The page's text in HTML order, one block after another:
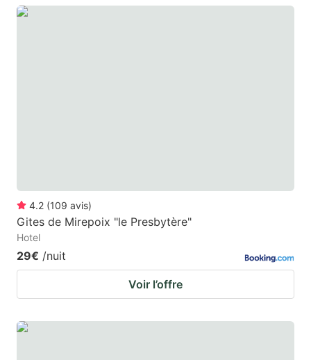
4.2 (109 avis)
Gites de Mirepoix "le Presbytère"
Hotel
29€ /nuit
Voir l’offre